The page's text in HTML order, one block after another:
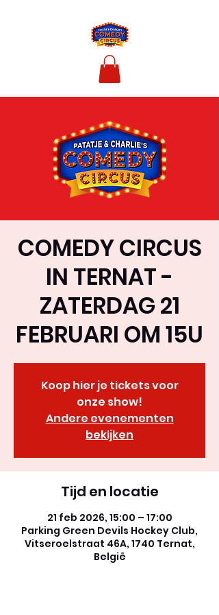
COMEDY CIRCUS
IN TERNAT -
ZATERDAG 21
FEBRUARI OM 15U
Koop hier je tickets voor
onze show!
Andere evenementen
bekijken
Tijd en locatie
21 feb 2026, 15:00 – 17:00
Parking Green Devils Hockey Club,
Vitseroelstraat 46A, 1740 Ternat,
België